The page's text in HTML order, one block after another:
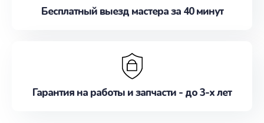
Бесплатный выезд мастера за 40 минут
Гарантия на работы и запчасти - до 3-х лет